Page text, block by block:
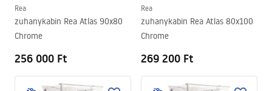
Rea
zuhanykabin Rea Atlas 90x80
Chrome
256 000 Ft
Rea
zuhanykabin Rea Atlas 80x100
Chrome
269 200 Ft